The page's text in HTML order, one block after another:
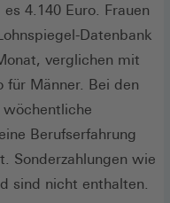
4.140 Euro. Frauen
Datenbank
verglichen mit
für Männer. Bei den
Berufserfahrung
Sonderzahlungen wie
sind nicht enthalten.